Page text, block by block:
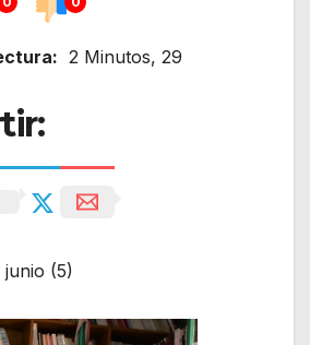
2 Minutos, 29
junio (5)